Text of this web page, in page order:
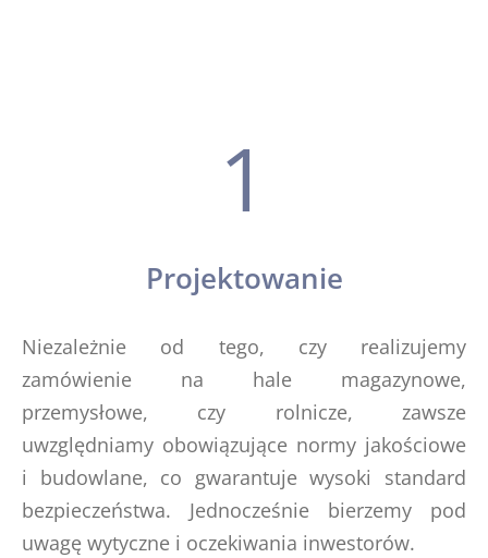
1
Projektowanie
Niezależnie od tego, czy realizujemy
zamówienie na hale magazynowe,
przemysłowe, czy rolnicze, zawsze
uwzględniamy obowiązujące normy jakościowe
i budowlane, co gwarantuje wysoki standard
bezpieczeństwa. Jednocześnie bierzemy pod
uwagę wytyczne i oczekiwania inwestorów.